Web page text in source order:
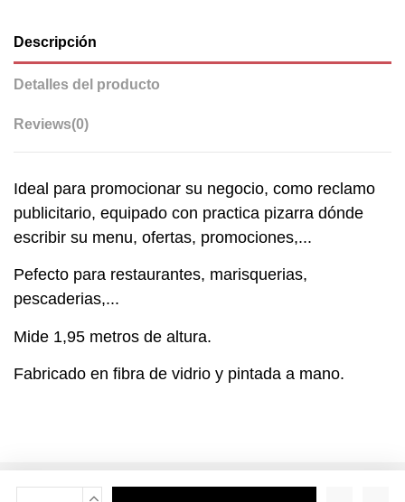
Descripción
Detalles del producto
Reviews(0)
Ideal para promocionar su negocio, como reclamo
publicitario, equipado con practica pizarra dónde
escribir su menu, ofertas, promociones,...
Pefecto para restaurantes, marisquerias,
pescaderias,...
Mide 1,95 metros de altura.
Fabricado en fibra de vidrio y pintada a mano.